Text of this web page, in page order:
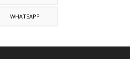
WHATSAPP